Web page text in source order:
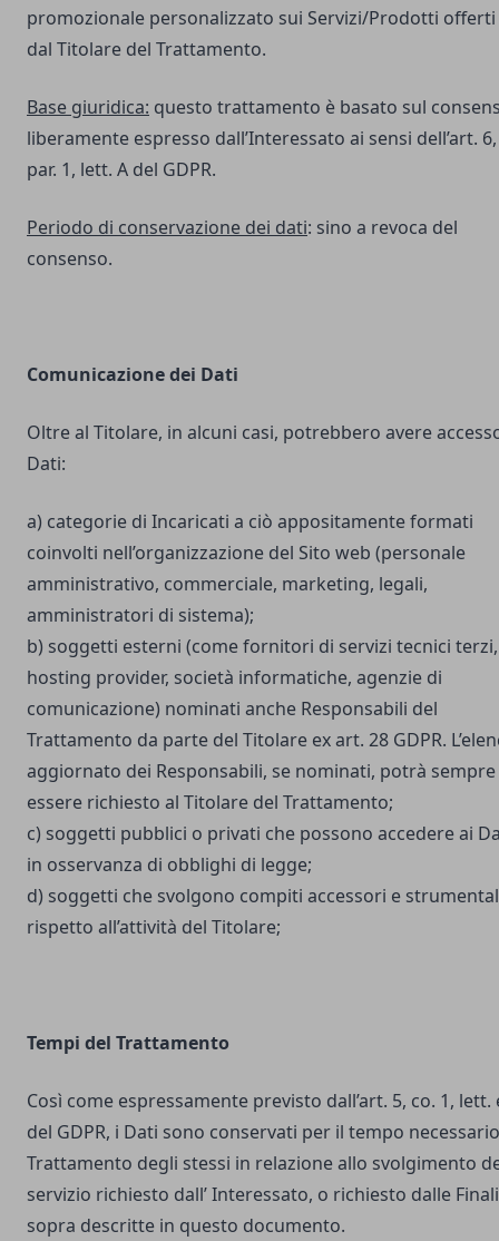
promozionale personalizzato sui Servizi/Prodotti offerti
dal Titolare del Trattamento.
Base giuridica: questo trattamento è basato sul
liberamente espresso dall’Interessato ai sensi dell’art. 6,
par. 1, lett. A del GDPR.
Periodo di conservazione dei dati: sino a revoca del
consenso.
Comunicazione dei Dati
Oltre al Titolare, in alcuni casi, potrebbero avere
Dati:
a) categorie di Incaricati a ciò appositamente formati
coinvolti nell’organizzazione del Sito web (personale
amministrativo, commerciale, marketing, legali,
amministratori di sistema);
b) soggetti esterni (come fornitori di servizi tecnici terzi,
hosting provider, società informatiche, agenzie di
comunicazione) nominati anche Responsabili del
Trattamento da parte del Titolare ex art. 28 GDPR.
aggiornato dei Responsabili, se nominati, potrà sempre
essere richiesto al Titolare del Trattamento;
c) soggetti pubblici o privati che possono accedere ai
in osservanza di obblighi di legge;
d) soggetti che svolgono compiti accessori e
rispetto all’attività del Titolare;
Tempi del Trattamento
Così come espressamente previsto dall’art. 5, co. 1, lett.
del GDPR, i Dati sono conservati per il tempo
Trattamento degli stessi in relazione allo svolgimento
servizio richiesto dall’ Interessato, o richiesto dalle
sopra descritte in questo documento.